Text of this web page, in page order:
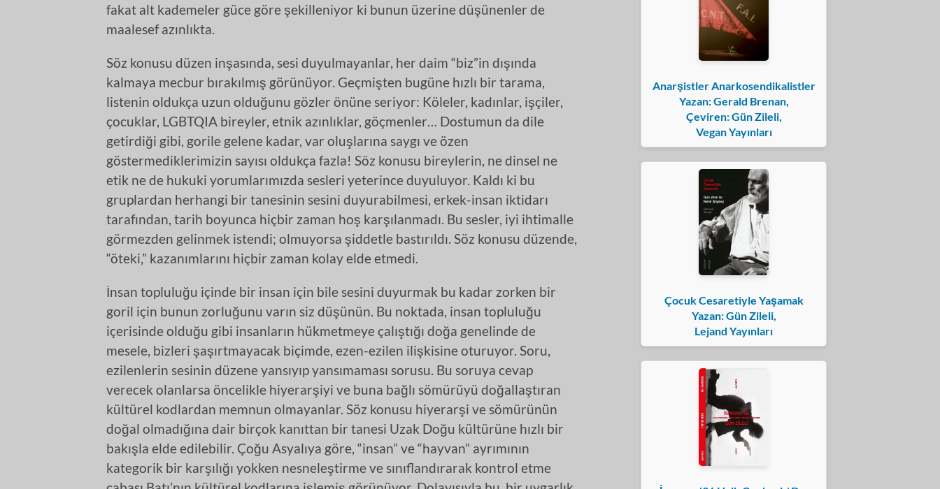
fakat alt kademeler güce göre şekilleniyor ki bunun üzerine düşünenler de
maalesef azınlıkta.
Söz konusu düzen inşasında, sesi duyulmayanlar, her daim “biz”in dışında
kalmaya mecbur bırakılmış görünüyor. Geçmişten bugüne hızlı bir tarama,
listenin oldukça uzun olduğunu gözler önüne seriyor: Köleler, kadınlar, işçiler,
çocuklar, LGBTQIA bireyler, etnik azınlıklar, göçmenler… Dostumun da dile
getirdiği gibi, gorile gelene kadar, var oluşlarına saygı ve özen
göstermediklerimizin sayısı oldukça fazla! Söz konusu bireylerin, ne dinsel ne
etik ne de hukuki yorumlarımızda sesleri yeterince duyuluyor. Kaldı ki bu
gruplardan herhangi bir tanesinin sesini duyurabilmesi, erkek-insan iktidarı
tarafından, tarih boyunca hiçbir zaman hoş karşılanmadı. Bu sesler, iyi ihtimalle
görmezden gelinmek istendi; olmuyorsa şiddetle bastırıldı. Söz konusu düzende,
“öteki,” kazanımlarını hiçbir zaman kolay elde etmedi.
İnsan topluluğu içinde bir insan için bile sesini duyurmak bu kadar zorken bir
goril için bunun zorluğunu varın siz düşünün. Bu noktada, insan topluluğu
içerisinde olduğu gibi insanların hükmetmeye çalıştığı doğa genelinde de
mesele, bizleri şaşırtmayacak biçimde, ezen-ezilen ilişkisine oturuyor. Soru,
ezilenlerin sesinin düzene yansıyıp yansımaması sorusu. Bu soruya cevap
verecek olanlarsa öncelikle hiyerarşiyi ve buna bağlı sömürüyü doğallaştıran
kültürel kodlardan memnun olmayanlar. Söz konusu hiyerarşi ve sömürünün
doğal olmadığına dair birçok kanıttan bir tanesi Uzak Doğu kültürüne hızlı bir
bakışla elde edilebilir. Çoğu Asyalıya göre, “insan” ve “hayvan” ayrımının
kategorik bir karşılığı yokken nesneleştirme ve sınıflandırarak kontrol etme
Anarşistler Anarkosendikalistler
Yazan: Gerald Brenan,
Çeviren: Gün Zileli,
Vegan Yayınları
Çocuk Cesaretiyle Yaşamak
Yazan: Gün Zileli,
Lejand Yayınları